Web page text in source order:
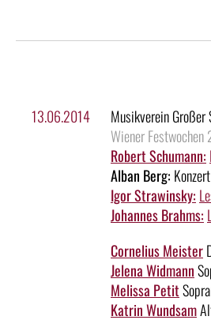
13.06.2014
Musikverein Großer
Wiener Festwochen
Robert Schumann:
Alban Berg:
Igor Strawinsky:
Johannes Brahms:
Cornelius Meister
Jelena Widmann
Melissa Petit
Katrin Wundsam